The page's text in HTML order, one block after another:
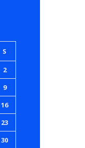
S
2
9
16
23
30